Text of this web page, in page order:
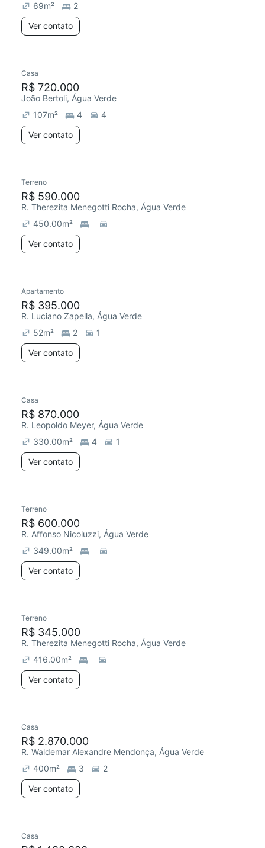
69m²
2
Ver contato
Casa
R$ 720.000
João Bertoli, Água Verde
107m² 4
4
Ver contato
Terreno
R$ 590.000
R. Therezita Menegotti Rocha, Água Verde
450.00m²
Ver contato
Redecorar
Apartamento
R$ 395.000
R. Luciano Zapella, Água Verde
52m² 2
1
Ver contato
Casa
R$ 870.000
R. Leopoldo Meyer, Água Verde
330.00m² 4
1
Ver contato
Terreno
R$ 600.000
R. Affonso Nicoluzzi, Água Verde
349.00m²
Ver contato
Terreno
R$ 345.000
R. Therezita Menegotti Rocha, Água Verde
416.00m²
Ver contato
Casa
R$ 2.870.000
R. Waldemar Alexandre Mendonça, Água Verde
400m² 3
2
Ver contato
Casa